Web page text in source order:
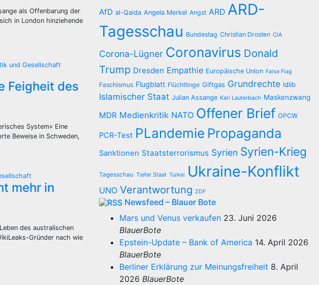
als Offenbarung der
in London hinziehende
und Gesellschaft
Feigheit des
System» Eine
Beweise in Schweden,
mehr in
des australischen
Gründer nach wie
AfD al-Qaida Angela Merkel Angst ARD ARD-
Tagesschau Bundestag Christian Drosten CIA
Corona-Lügner Coronavirus Donald
Trump Dresden Empathie Europäische Union False Flag
Faschismus Flugblatt Flüchtlinge Giftgas Grundrechte Idlib
Islamischer Staat Julian Assange Karl Lauterbach Maskenzwang
MDR Medienkritik NATO Offener Brief OPCW
PCR-Test PLandemie Propaganda
Sanktionen Staatsterrorismus Syrien Syrien-Krieg
Tagesschau Tiefer Staat Türkei Ukraine-Konflikt
UNO Verantwortung ZDF
Newsfeed – Blauer Bote
Mars und Venus verkaufen 23. Juni 2026
BlauerBote
Epstein-Update – Bank of America 14. April 2026
BlauerBote
Berliner Erklärung zur Meinungsfreiheit 8. April
2026 BlauerBote